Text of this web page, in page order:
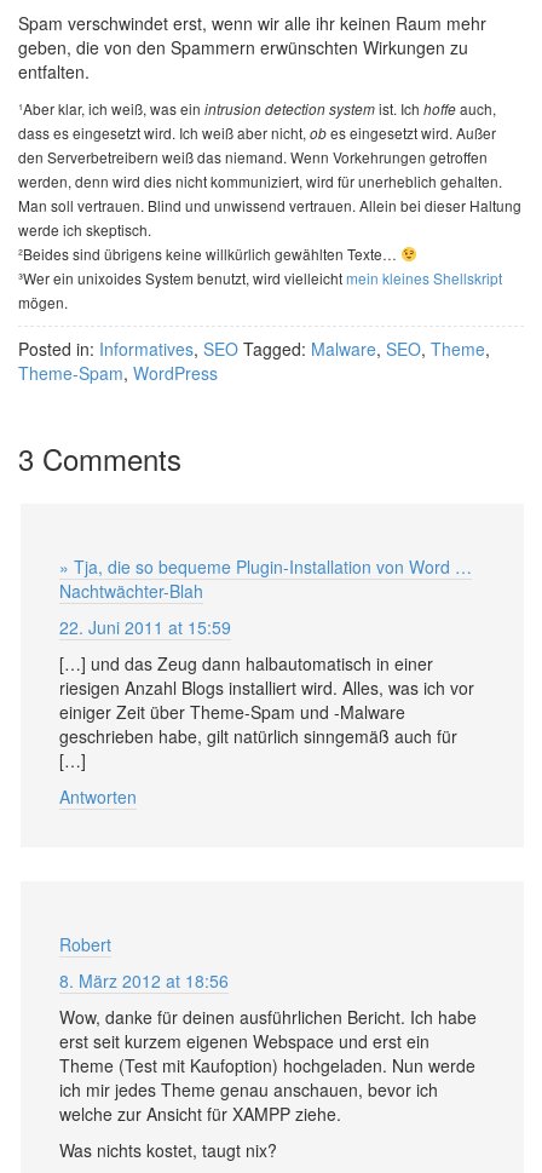
Spam verschwindet erst, wenn wir alle ihr keinen Raum mehr
geben, die von den Spammern erwünschten Wirkungen zu
entfalten.
¹Aber klar, ich weiß, was ein intrusion detection systemist. Ich hoffeauch,
dass es eingesetzt wird. Ich weiß aber nicht, obes eingesetzt wird. Außer
den Serverbetreibern weiß das niemand. Wenn Vorkehrungen getroffen
werden, denn wird dies nicht kommuniziert, wird für unerheblich gehalten.
Man soll vertrauen. Blind und unwissend vertrauen. Allein bei dieser Haltung
werde ich skeptisch.
²Beides sind übrigens keine willkürlich gewählten Texte…
³Wer ein unixoides System benutzt, wird vielleichtmein kleines Shellskript
mögen.
Posted in: Informatives, SEO Tagged: Malware, SEO, Theme,
Theme-Spam, WordPress
3 Comments
» Tja, die so bequeme Plugin-Installation von Word …
Nachtwächter-Blah
22. Juni 2011 at 15:59
[…] und das Zeug dann halbautomatisch in einer
riesigen Anzahl Blogs installiert wird. Alles, was ich vor
einiger Zeit über Theme-Spam und -Malware
geschrieben habe, gilt natürlich sinngemäß auch für
[…]
Antworten
Robert
8. März 2012 at 18:56
Wow, danke für deinen ausführlichen Bericht. Ich habe
erst seit kurzem eigenen Webspace und erst ein
Theme (Test mit Kaufoption) hochgeladen. Nun werde
ich mir jedes Theme genau anschauen, bevor ich
welche zur Ansicht für XAMPP ziehe.
Was nichts kostet, taugt nix?